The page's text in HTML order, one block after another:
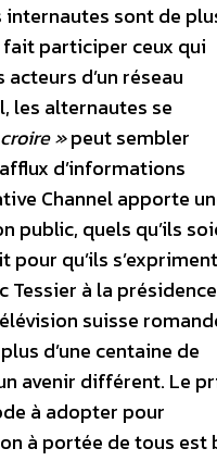
sont de
participer ceux qui
d’un réseau
les alternautes se
»peut sembler
d’informations
Channel apporte
public, quels qu’ils
qu’ils
Tessier à la
suisse
d’une centaine de
avenir différent. Le
à adopter pour
à portée de tous est